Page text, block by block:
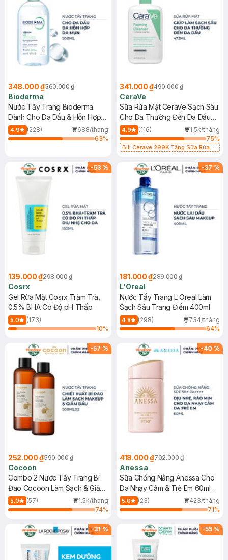
348.000 ₫560.000 ₫
Bioderma
Nước Tẩy Trang Bioderma
Dành Cho Da Dầu & Hỗn Hợp
500ml
4.9 (228)
688/tháng
63%
341.000 ₫490.000 ₫
CeraVe
Sữa Rửa Mặt CeraVe Sạch Sâu
Cho Da Thường Đến Da Dầu
473ml
4.9 (116)
1.5k/tháng
75%
Bill Cerave 299K Tặng Sữa Rửa
-53 %
139.000 ₫298.000 ₫
Cosrx
Gel Rửa Mặt Cosrx Tràm Trà,
0.5% BHA Có Độ pH Thấp
150ml
5.0
(173)
10%
-37 %
181.000 ₫289.000 ₫
L'Oreal
Nước Tẩy Trang L'Oreal Làm
Sạch Sâu Trang Điểm 400ml
4.8 (298)
734/tháng
64%
-57 %
252.000 ₫590.000 ₫
Cocoon
Combo 2 Nước Tẩy Trang Bí
Đao Cocoon Làm Sạch & Giảm
Dầu 500ml
5.0 (57)
1.5k/tháng
74%
-40 %
418.000 ₫702.000 ₫
Anessa
Sữa Chống Nắng Anessa Cho
Da Nhạy Cảm & Trẻ Em 60ml
(Mới)
5.0 (23)
423/tháng
71%
-31 % -55 %